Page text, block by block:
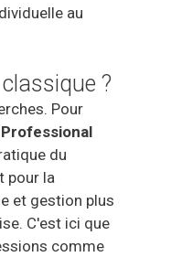
au
?
Pour
du
pour la
et gestion plus
C'est ici que
comme